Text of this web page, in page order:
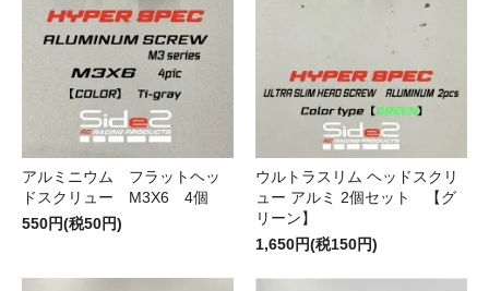
アルミニウム フラットヘッ
ドスクリュー M3X6 4個
550円(税50円)
ウルトラスリム ヘッドスクリ
ュー アルミ 2個セット 【グ
リーン】
1,650円(税150円)